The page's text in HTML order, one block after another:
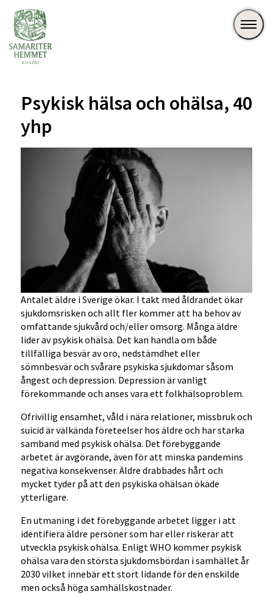
Psykisk hälsa och ohälsa, 40
yhp
Antalet äldre i Sverige ökar. I takt med åldrandet ökar
sjukdomsrisken och allt fler kommer att ha behov av
omfattande sjukvård och/eller omsorg. Många äldre
lider av psykisk ohälsa. Det kan handla om både
tillfälliga besvär av oro, nedstämdhet eller
sömnbesvär och svårare psykiska sjukdomar såsom
ångest och depression. Depression är vanligt
förekommande och anses vara ett folkhälsoproblem.
Ofrivillig ensamhet, våld i nära relationer, missbruk och
suicid är välkända företeelser hos äldre och har starka
samband med psykisk ohälsa. Det förebyggande
arbetet är avgörande, även för att minska pandemins
negativa konsekvenser. Äldre drabbades hårt och
mycket tyder på att den psykiska ohälsan ökade
ytterligare.
En utmaning i det förebyggande arbetet ligger i att
identifiera äldre personer som har eller riskerar att
utveckla psykisk ohälsa. Enligt WHO kommer psykisk
ohälsa vara den största sjukdomsbördan i samhället år
2030 vilket innebär ett stort lidande för den enskilde
men också höga samhällskostnader.